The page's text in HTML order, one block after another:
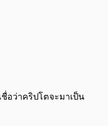
ชื่อว่าคริปโตจะมาเป็น